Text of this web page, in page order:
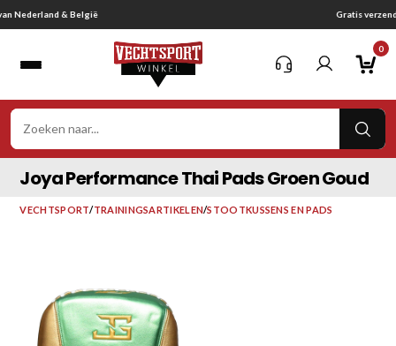
Ga
naar
0
Joya Performance Thai Pads Groen Goud
VECHTSPORT/TRAININGSARTIKELEN/STOOTKUSSENS EN PADS